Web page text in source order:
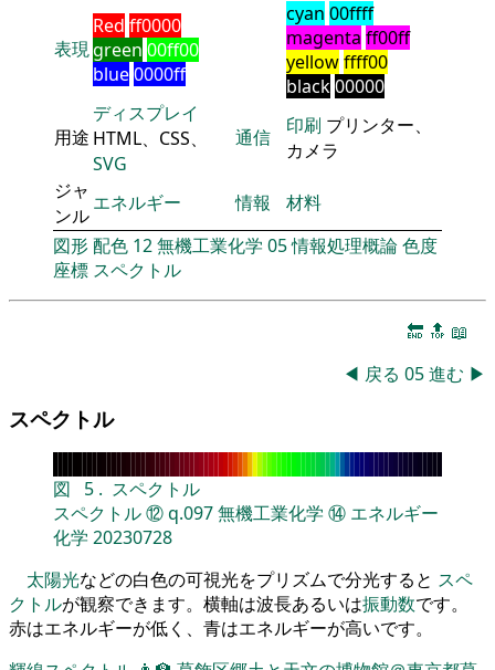
表現
Red ff0000
green 00ff00
blue0000ff
cyan 00ffff
magenta ff00ff
yellowffff00
black00000
用途
ディスプレイ
HTML、CSS、
SVG
通信 印刷 プリンター、
カメラ
ジャ
ンル
エネルギー 情報
材料
図形配色 12無機工業化学 05情報処理概論色度
座標 スペクトル
🔚 🔝 📖
◀ 戻る 05進む ▶
スペクトル
図 5 . スペクトル
スペクトル⑫q.097無機工業化学 ⑭ エネルギー
化学 20230728
太陽光などの白色の可視光をプリズムで分光すると スペ
クトルが観察できます。横軸は波長あるいは振動数です。
赤はエネルギーが低く、青はエネルギーが高いです。